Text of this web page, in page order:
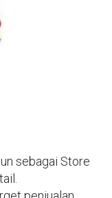
sebagai Store